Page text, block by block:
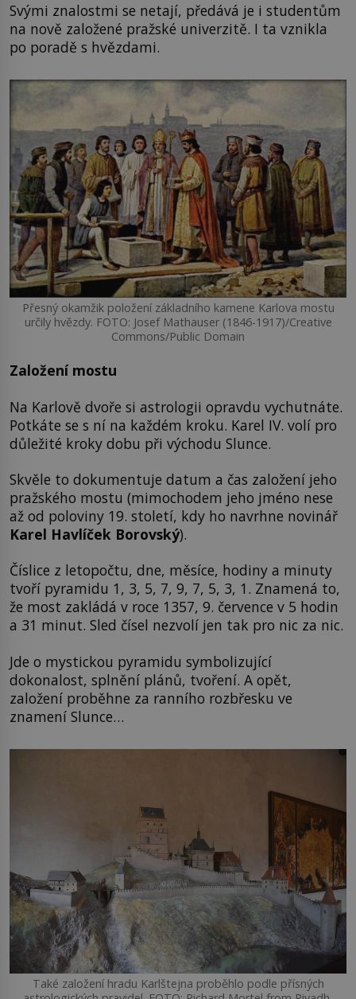
Svými znalostmi se netají, předává je i studentům
na nově založené pražské univerzitě. I ta vznikla
po poradě s hvězdami.
Přesný okamžik položení základního kamene Karlova mostu
určily hvězdy. FOTO: Josef Mathauser (1846-1917)/Creative
Commons/Public Domain
Založení mostu
Na Karlově dvoře si astrologii opravdu vychutnáte.
Potkáte se s ní na každém kroku. Karel IV. volí pro
důležité kroky dobu při východu Slunce.
Skvěle to dokumentuje datum a čas založení jeho
pražského mostu (mimochodem jeho jméno nese
až od poloviny 19. století, kdy ho navrhne novinář
Karel Havlíček Borovský).
Číslice z letopočtu, dne, měsíce, hodiny a minuty
tvoří pyramidu 1, 3, 5, 7, 9, 7, 5, 3, 1. Znamená to,
že most zakládá v roce 1357, 9. července v 5 hodin
a 31 minut. Sled čísel nezvolí jen tak pro nic za nic.
Jde o mystickou pyramidu symbolizující
dokonalost, splnění plánů, tvoření. A opět,
založení proběhne za ranního rozbřesku ve
znamení Slunce…
Také založení hradu Karlštejna proběhlo podle přísných